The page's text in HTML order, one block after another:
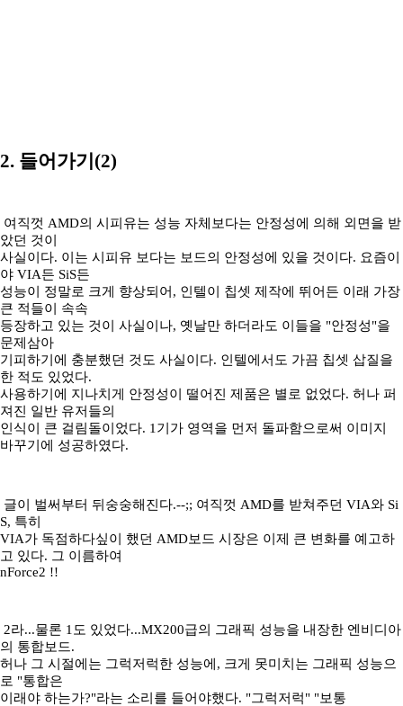
2. 들어가기(2)
여직껏 AMD의 시피유는 성능 자체보다는 안정성에 의해 외면을 받
았던 것이
사실이다. 이는 시피유 보다는 보드의 안정성에 있을 것이다. 요즘이
야 VIA든 SiS든
성능이 정말로 크게 향상되어, 인텔이 칩셋 제작에 뛰어든 이래 가장
큰 적들이 속속
등장하고 있는 것이 사실이나, 옛날만 하더라도 이들을 "안정성"을
문제삼아
기피하기에 충분했던 것도 사실이다. 인텔에서도 가끔 칩셋 삽질을
한 적도 있었다.
사용하기에 지나치게 안정성이 떨어진 제품은 별로 없었다. 허나 퍼
져진 일반 유저들의
인식이 큰 걸림돌이었다. 1기가 영역을 먼저 돌파함으로써 이미지
바꾸기에 성공하였다.
글이 벌써부터 뒤숭숭해진다.--;; 여직껏 AMD를 받쳐주던 VIA와 Si
S, 특히
VIA가 독점하다싶이 했던 AMD보드 시장은 이제 큰 변화를 예고하
고 있다. 그 이름하여
nForce2 !!
2라...물론 1도 있었다...MX200급의 그래픽 성능을 내장한 엔비디아
의 통합보드.
허나 그 시절에는 그럭저럭한 성능에, 크게 못미치는 그래픽 성능으
로 "통합은
이래야 하는가?"라는 소리를 들어야했다. "그럭저럭" "보통